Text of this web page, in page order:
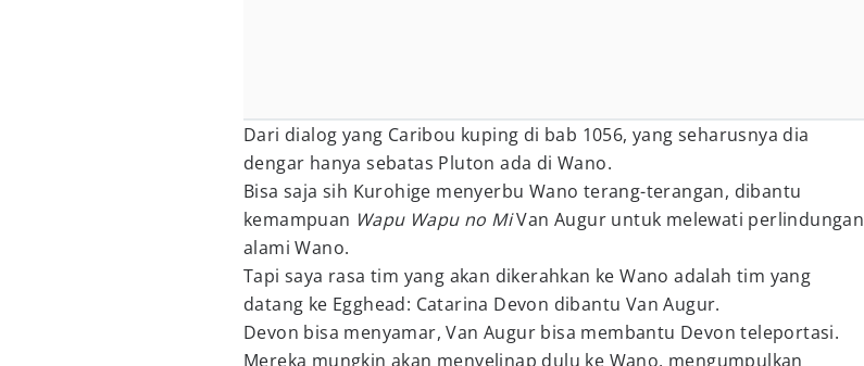
Dari dialog yang Caribou kuping di bab 1056, yang seharusnya dia
dengar hanya sebatas Pluton ada di Wano.
Bisa saja sih Kurohige menyerbu Wano terang-terangan, dibantu
kemampuan Wapu Wapu no MiVan Augur untuk melewati perlindungan
alami Wano.
Tapi saya rasa tim yang akan dikerahkan ke Wano adalah tim yang
datang ke Egghead: Catarina Devon dibantu Van Augur.
Devon bisa menyamar, Van Augur bisa membantu Devon teleportasi.
Mereka mungkin akan menyelinap dulu ke Wano, mengumpulkan